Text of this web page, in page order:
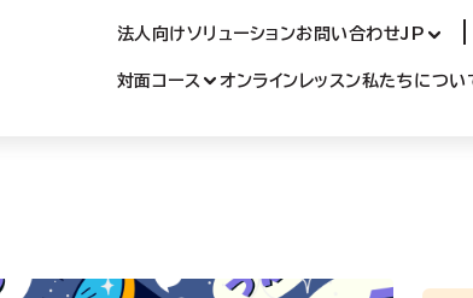
法人向けソリューションお問い合わせJP
対面コース オンラインレッスン私たちについ